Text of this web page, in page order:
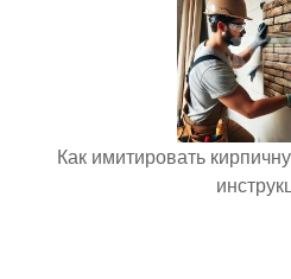
Как имитировать